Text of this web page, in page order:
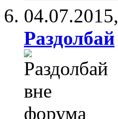
04.07.2015,
Раздолбай